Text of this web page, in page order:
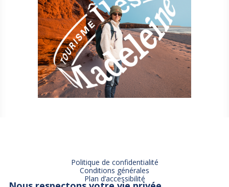
Politique de confidentialité
Conditions générales
Plan d’accessibilité